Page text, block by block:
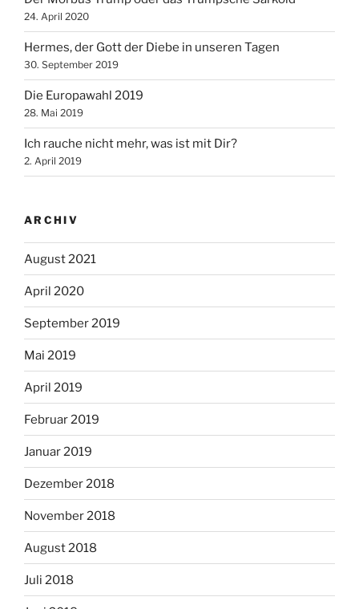
24. April 2020
Hermes, der Gott der Diebe in unseren Tagen
30. September 2019
Die Europawahl 2019
28. Mai 2019
Ich rauche nicht mehr, was ist mit Dir?
2. April 2019
ARCHIV
August 2021
April 2020
September 2019
Mai 2019
April 2019
Februar 2019
Januar 2019
Dezember 2018
November 2018
August 2018
Juli 2018